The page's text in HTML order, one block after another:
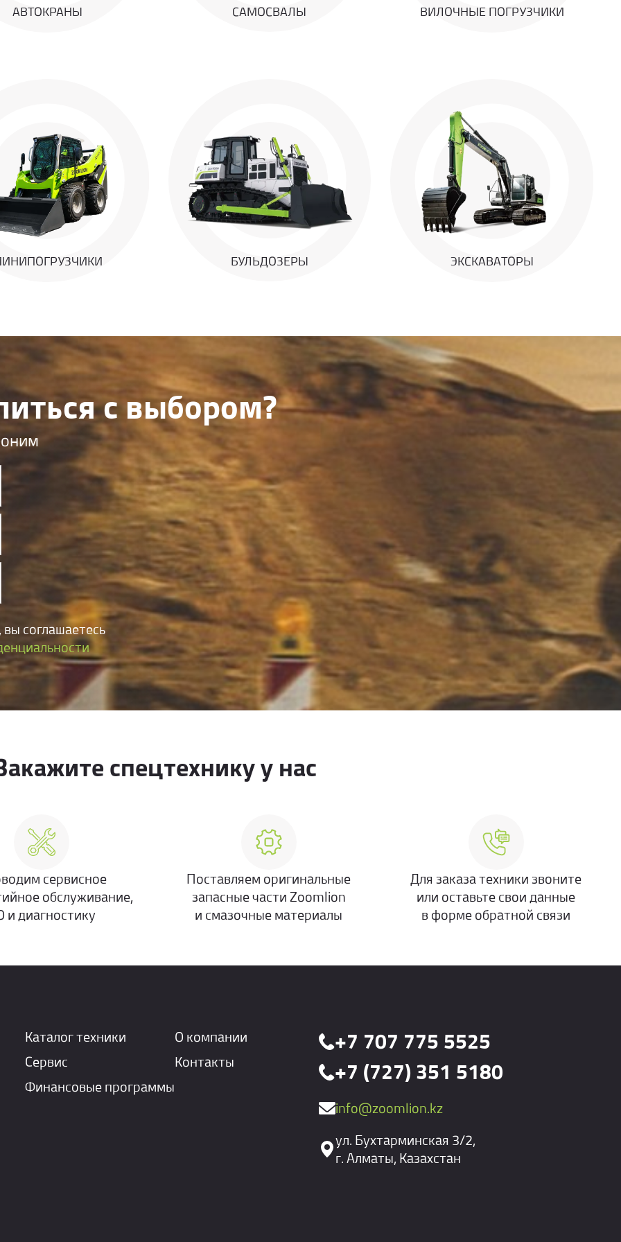
АВТОКРАНЫ САМОСВАЛЫ ВИЛОЧНЫЕ ПОГРУЗЧИКИ
БУЛЬДОЗЕРЫ ЭКСКАВАТОРЫ
с выбором?
соглашаетесь
спецтехнику у нас
сервисное
обслуживание,
и диагностику
Поставляем оригинальные
запасные части Zoomlion
и смазочные материалы
Для заказа техники звоните
или оставьте свои данные
в форме обратной связи
Каталог техники
Сервис
Финансовые программы
О компании
Контакты
+7 707 775 5525
+7 (727) 351 5180
info@zoomlion.kz
ул. Бухтарминская 3/2,
г. Алматы, Казахстан